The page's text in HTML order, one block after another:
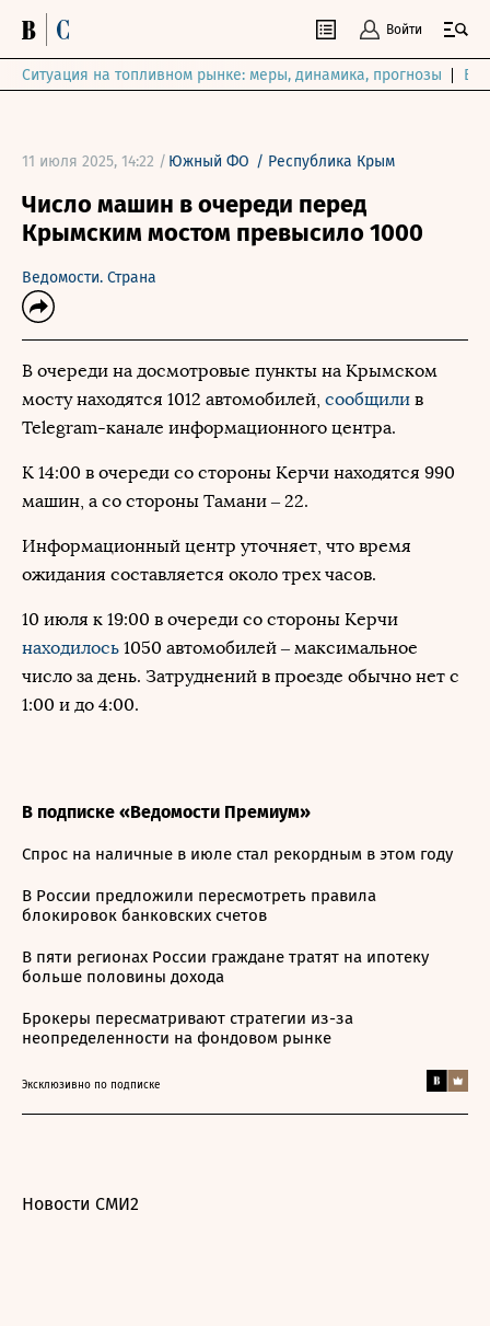
Войти
Ситуация на топливном рынке: меры, динамика, прогнозы
11 июля 2025, 14:22 / Южный ФО / Республика Крым
Число машин в очереди перед
Крымским мостом превысило 1000
Ведомости. Страна
В очереди на досмотровые пункты на Крымском
мосту находятся 1012 автомобилей, сообщили в
Telegram-канале информационного центра.
К 14:00 в очереди со стороны Керчи находятся 990
машин, а со стороны Тамани – 22.
Информационный центр уточняет, что время
ожидания составляется около трех часов.
10 июля к 19:00 в очереди со стороны Керчи
находилось 1050 автомобилей – максимальное
число за день. Затруднений в проезде обычно нет с
1:00 и до 4:00.
В подписке «Ведомости Премиум»
Спрос на наличные в июле стал рекордным в этом году
В России предложили пересмотреть правила
блокировок банковских счетов
В пяти регионах России граждане тратят на ипотеку
больше половины дохода
Брокеры пересматривают стратегии из-за
неопределенности на фондовом рынке
Эксклюзивно по подписке
Новости СМИ2